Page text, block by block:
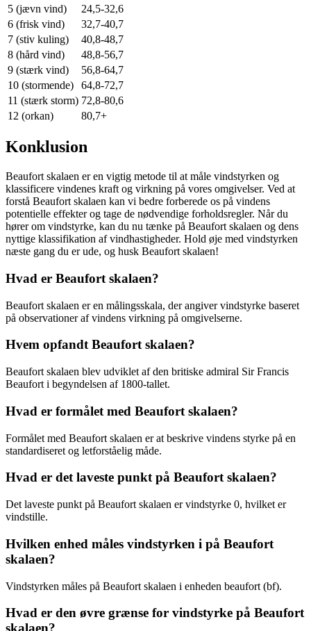
5 (jævn vind)
24,5-32,6
6 (frisk vind)
32,7-40,7
7 (stiv kuling)
40,8-48,7
8 (hård vind)
48,8-56,7
9 (stærk vind)
56,8-64,7
10 (stormende)
64,8-72,7
11 (stærk storm) 72,8-80,6
12 (orkan)
80,7+
Konklusion
Beaufort skalaen er en vigtig metode til at måle vindstyrken og
klassificere vindenes kraft og virkning på vores omgivelser. Ved at
forstå Beaufort skalaen kan vi bedre forberede os på vindens
potentielle effekter og tage de nødvendige forholdsregler. Når du
hører om vindstyrke, kan du nu tænke på Beaufort skalaen og dens
nyttige klassifikation af vindhastigheder. Hold øje med vindstyrken
næste gang du er ude, og husk Beaufort skalaen!
Hvad er Beaufort skalaen?
Beaufort skalaen er en målingsskala, der angiver vindstyrke baseret
på observationer af vindens virkning på omgivelserne.
Hvem opfandt Beaufort skalaen?
Beaufort skalaen blev udviklet af den britiske admiral Sir Francis
Beaufort i begyndelsen af 1800-tallet.
Hvad er formålet med Beaufort skalaen?
Formålet med Beaufort skalaen er at beskrive vindens styrke på en
standardiseret og letforståelig måde.
Hvad er det laveste punkt på Beaufort skalaen?
Det laveste punkt på Beaufort skalaen er vindstyrke 0, hvilket er
vindstille.
Hvilken enhed måles vindstyrken i på Beaufort
skalaen?
Vindstyrken måles på Beaufort skalaen i enheden beaufort (bf).
Hvad er den øvre grænse for vindstyrke på Beaufort
skalaen?